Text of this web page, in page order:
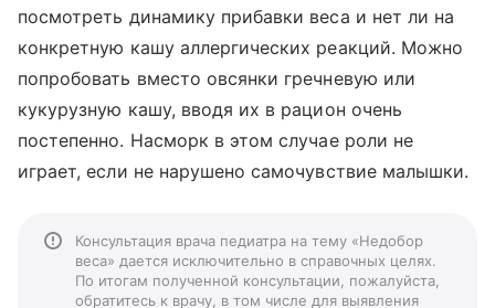
посмотреть динамику прибавки веса и нет ли на
конкретную кашу аллергических реакций. Можно
попробовать вместо овсянки гречневую или
кукурузную кашу, вводя их в рацион очень
постепенно. Насморк в этом случае роли не
играет, если не нарушено самочувствие малышки.
Консультация врача педиатра на тему «Недобор
веса» дается исключительно в справочных целях.
По итогам полученной консультации, пожалуйста,
обратитесь к врачу, в том числе для выявления